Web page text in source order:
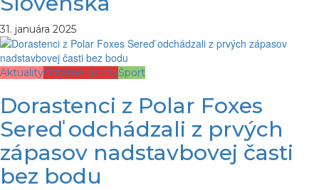
31. januára 2025
AktualityOstatné športyŠport
Dorastenci z Polar Foxes
Sereď odchádzali z prvých
zápasov nadstavbovej časti
bez bodu